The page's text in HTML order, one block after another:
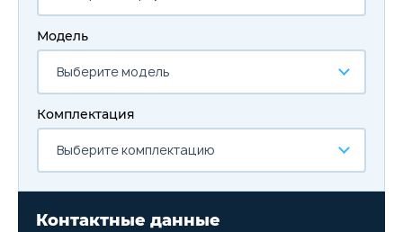
Модель
Выберите модель
Комплектация
Выберите комплектацию
Контактные данные